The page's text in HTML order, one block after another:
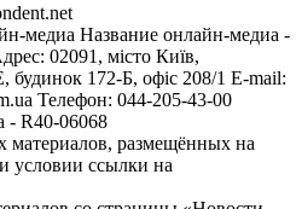
медиа Название онлайн-медиа -
02091, місто Київ,
172-Б, офіс 208/1 E-mail:
Телефон: 044-205-43-00
- R40-06068
материалов, размещённых на
условии ссылки на